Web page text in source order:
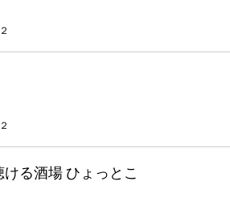
る酒場 ひょっとこ